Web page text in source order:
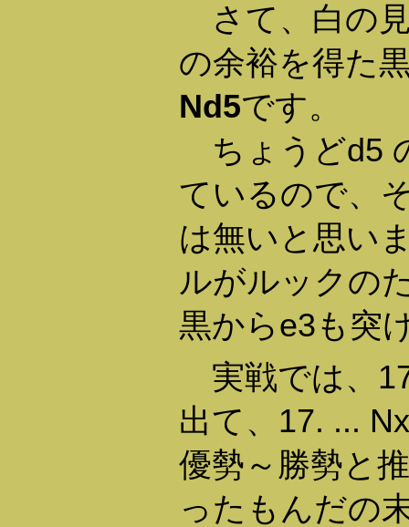
さて、白の
の余裕を得た
Nd5です。
ちょうどd5
ているので、
は無いと思い
ルがルックの
黒からe3も突
実戦では、
出て、17. ...
優勢～勝勢と
ったもんだの